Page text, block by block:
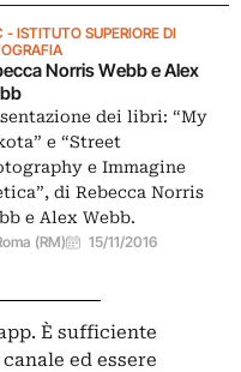
- ISTITUTO SUPERIORE DI
Norris Webb e Alex
dei libri: “My
e “Street
e Immagine
di Rebecca Norris
e Alex Webb.
(RM) 15/11/2016
È sufficiente
ed essere